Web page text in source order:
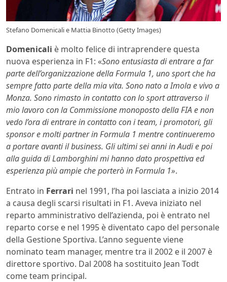
Stefano Domenicali e Mattia Binotto (Getty Images)
Domenicali è molto felice di intraprendere questa
nuova esperienza in F1: «Sono entusiasta di entrare a far
parte dell’organizzazione della Formula 1, uno sport che ha
sempre fatto parte della mia vita. Sono nato a Imola e vivo a
Monza. Sono rimasto in contatto con lo sport attraverso il
mio lavoro con la Commissione monoposto della FIA e non
vedo l’ora di entrare in contatto con i team, i promotori, gli
sponsor e molti partner in Formula 1 mentre continueremo
a portare avanti il ​​business. Gli ultimi sei anni in Audi e poi
alla guida di Lamborghini mi hanno dato prospettiva ed
esperienza più ampie che porterò in Formula 1».
Entrato in Ferrari nel 1991, l’ha poi lasciata a inizio 2014
a causa degli scarsi risultati in F1. Aveva iniziato nel
reparto amministrativo dell’azienda, poi è entrato nel
reparto corse e nel 1995 è diventato capo del personale
della Gestione Sportiva. L’anno seguente viene
nominato team manager, mentre tra il 2002 e il 2007 è
direttore sportivo. Dal 2008 ha sostituito Jean Todt
come team principal.